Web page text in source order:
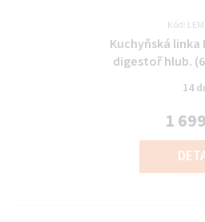
Kód:
je
z
5
Kuchyňská linka
digestoř hlub.
14
1